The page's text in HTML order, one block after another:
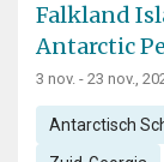
Falkland
Antarctic
3 nov. - 23 nov.,
Antarctisch